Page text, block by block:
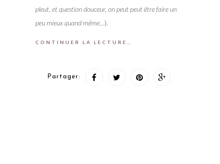
pleut, et question douceur, on peut peut être faire un
peu mieux quand même…).
CONTINUER LA LECTURE…
Partager: